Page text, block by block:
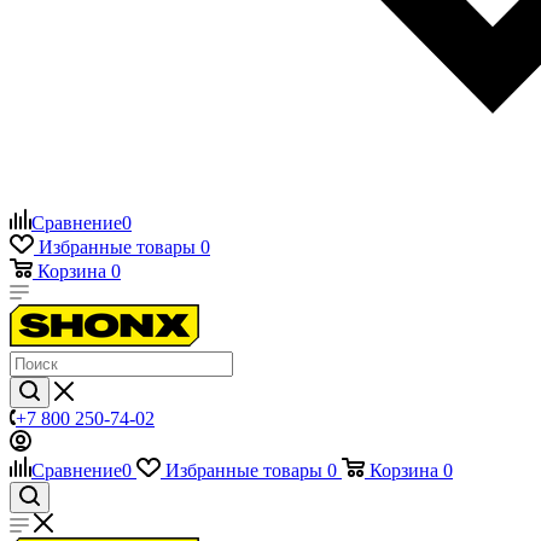
Сравнение0
Избранные товары 0
Корзина 0
+7 800 250-74-02
Сравнение0 Избранные товары 0 Корзина 0